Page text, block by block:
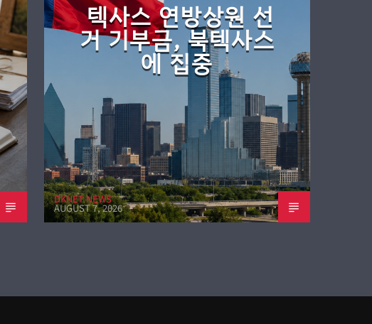
텍사스 연방상원 선
거 기부금, 북텍사스
에 집중
DKNET NEWS
AUGUST 7, 2026